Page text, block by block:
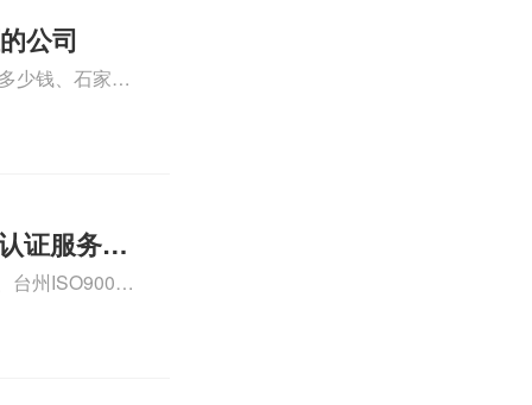
公司
少钱、石家庄
认证费用大概
证服务怎
台州ISO9000
、CE认证怎